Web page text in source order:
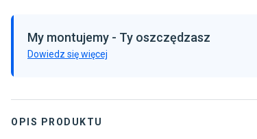
My montujemy - Ty oszczędzasz
Dowiedz się więcej
OPIS PRODUKTU